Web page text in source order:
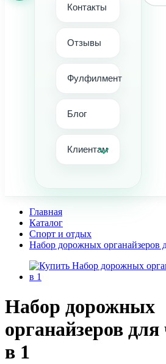
Контакты
Отзывы
Фулфилмент
Блог
Клиентам
Главная
Каталог
Спорт и отдых
Набор дорожных органайзеров
Набор дорожных
органайзеров
в 1